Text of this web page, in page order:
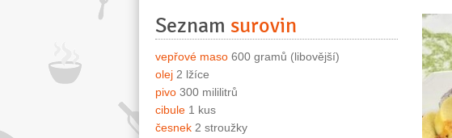
Seznam surovin
vepřové maso 600 gramů (libovější)
olej 2 lžíce
pivo 300 mililitrů
cibule 1 kus
česnek 2 stroužky